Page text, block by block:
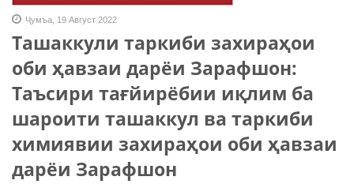
Ҷумъа, 19 Август 2022
Ташаккули таркиби захираҳои
оби ҳавзаи дарёи Зарафшон:
Таъсири тағйирёбии иқлим ба
шароити ташаккул ва таркиби
химиявии захираҳои оби ҳавзаи
дарёи Зарафшон